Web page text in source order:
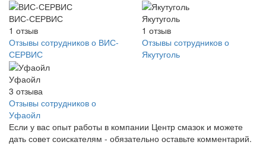
ВИС-СЕРВИС
1 отзыв
Отзывы сотрудников о ВИС-
СЕРВИС
Якутуголь
1 отзыв
Отзывы сотрудников о
Якутуголь
Уфаойл
3 отзыва
Отзывы сотрудников о
Уфаойл
Если у вас опыт работы в компании Центр смазок и можете
дать совет соискателям - обязательно оставьте комментарий.